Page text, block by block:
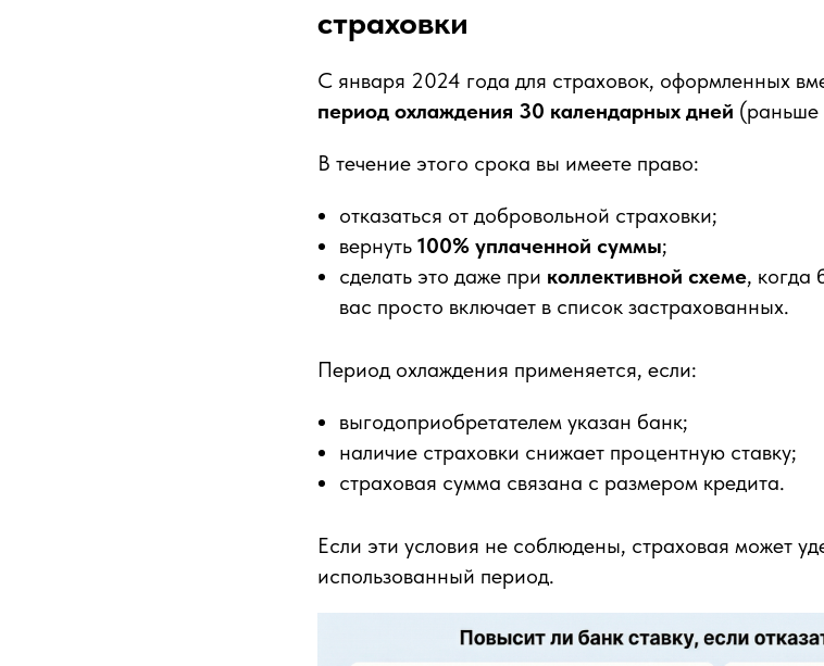
страховки
С января 2024 года для страховок, оформленных
период охлаждения 30 календарных дней (раньше
В течение этого срока вы имеете право:
отказаться от добровольной страховки;
вернуть 100% уплаченной суммы;
сделать это даже при коллективной схеме, когда
вас просто включает в список застрахованных.
Период охлаждения применяется, если:
выгодоприобретателем указан банк;
наличие страховки снижает процентную ставку;
страховая сумма связана с размером кредита.
Если эти условия не соблюдены, страховая может
использованный период.